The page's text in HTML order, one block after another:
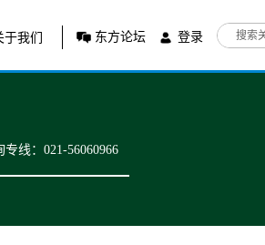
于我们 东方论坛 登录
专线：021-56060966